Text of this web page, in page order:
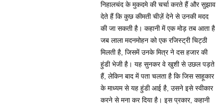
निहालचंद के मुकदमे की चर्चा करते हैं और सुझाव
देते हैं कि कुछ कीमती चीज़ें देने से उनकी मदद
की जा सकती है। कहानी में एक मोड़ तब आता है
जब लाला मदनमोहन को एक रजिस्‍ट्री चिट्ठी
मिलती है, जिसमें उनके मित्र ने दस हजार की
हुंडी भेजी है। यह सुनकर वे खुशी से उछल पड़ते
हैं, लेकिन बाद में पता चलता है कि जिस साहूकार
के माध्यम से यह हुंडी आई है, उसने इसे स्वीकार
करने से मना कर दिया है। इस प्रकार, कहानी